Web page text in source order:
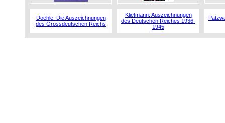
Doehle: Die Auszeichnungen
des Grossdeutschen Reichs
Klietmann: Auszeichnungen
des Deutschen Reiches 1936-
1945